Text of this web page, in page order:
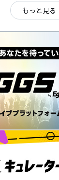
もっと見る